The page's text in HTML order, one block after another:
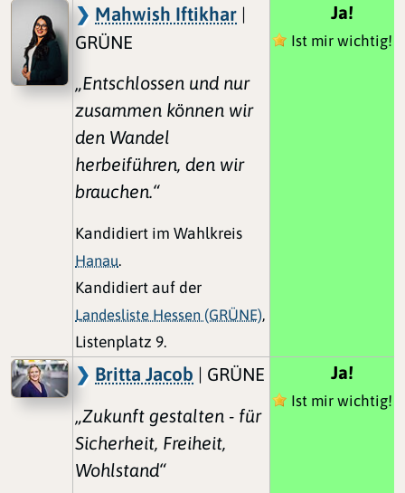
Mahwish Iftikhar |
GRÜNE
„Entschlossen und nur
zusammen können wir
den Wandel
herbeiführen, den wir
brauchen.“
Kandidiert im Wahlkreis
Hanau.
Kandidiert auf der
Landesliste Hessen (GRÜNE),
Listenplatz 9.
Ja!
Ist mir wichtig!
Britta Jacob | GRÜNE
„Zukunft gestalten - für
Sicherheit, Freiheit,
Wohlstand“
Ja!
Ist mir wichtig!